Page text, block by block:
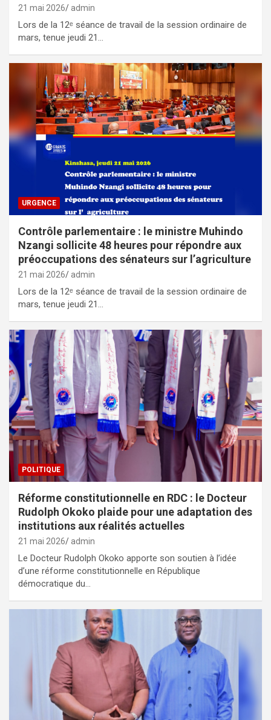
21 mai 2026 admin
Lors de la 12ᵉ séance de travail de la session ordinaire de
mars, tenue jeudi 21…
URGENCE
Contrôle parlementaire : le ministre Muhindo
Nzangi sollicite 48 heures pour répondre aux
préoccupations des sénateurs sur l’agriculture
21 mai 2026 admin
Lors de la 12ᵉ séance de travail de la session ordinaire de
mars, tenue jeudi 21…
POLITIQUE
Réforme constitutionnelle en RDC : le Docteur
Rudolph Okoko plaide pour une adaptation des
institutions aux réalités actuelles
21 mai 2026 admin
Le Docteur Rudolph Okoko apporte son soutien à l’idée
d’une réforme constitutionnelle en République
démocratique du…